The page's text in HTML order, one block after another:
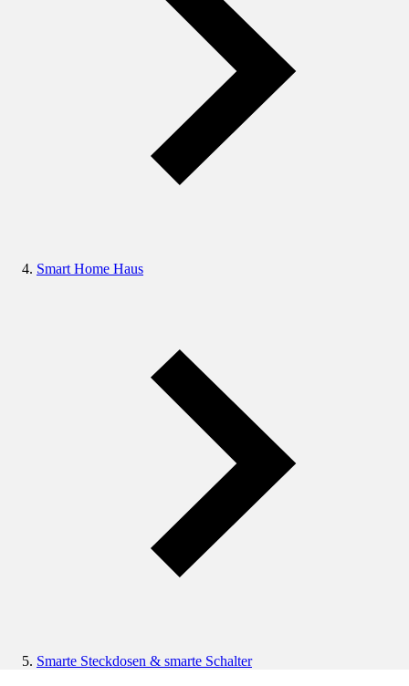
Smart Home Haus
Smarte Steckdosen & smarte Schalter